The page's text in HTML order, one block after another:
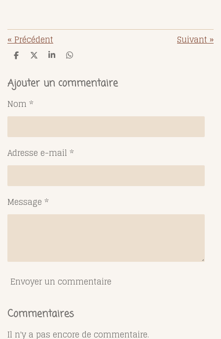
« Précédent Suivant »
P
t
a
e
r
P
t
a
r
P
t
a
r
P
t
a
r
Ajouter un commentaire
Nom *
Adresse e-mail *
Message *
Envoyer un commentaire
Commentaires
Il n'y a pas encore de commentaire.